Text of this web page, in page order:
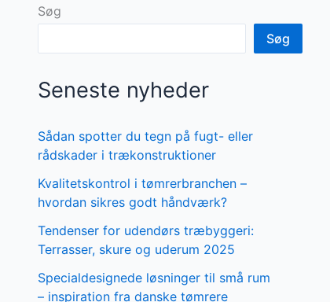
Søg
Søg
Seneste nyheder
Sådan spotter du tegn på fugt- eller
rådskader i trækonstruktioner
Kvalitetskontrol i tømrerbranchen –
hvordan sikres godt håndværk?
Tendenser for udendørs træbyggeri:
Terrasser, skure og uderum 2025
Specialdesignede løsninger til små rum
– inspiration fra danske tømrere